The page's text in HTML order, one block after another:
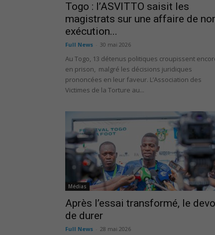
Togo : l’ASVITTO saisit les
magistrats sur une affaire de
exécution...
Full News 30 mai 2026
Au Togo, 13 détenus politiques croupissent
en prison, malgré les décisions juridiques
prononcées en leur faveur. L’Association des
Victimes de la Torture au...
Médias
Après l’essai transformé, le
de durer
Full News 28 mai 2026